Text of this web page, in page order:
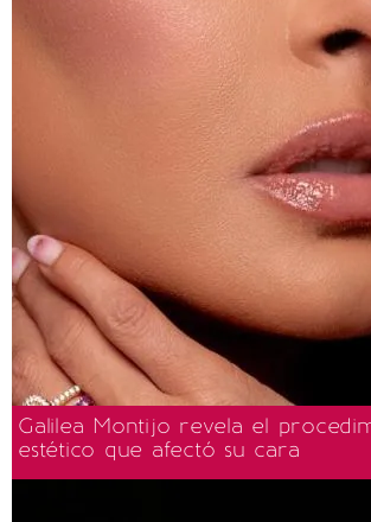
Galilea Montijo revela el
estético que afectó su cara